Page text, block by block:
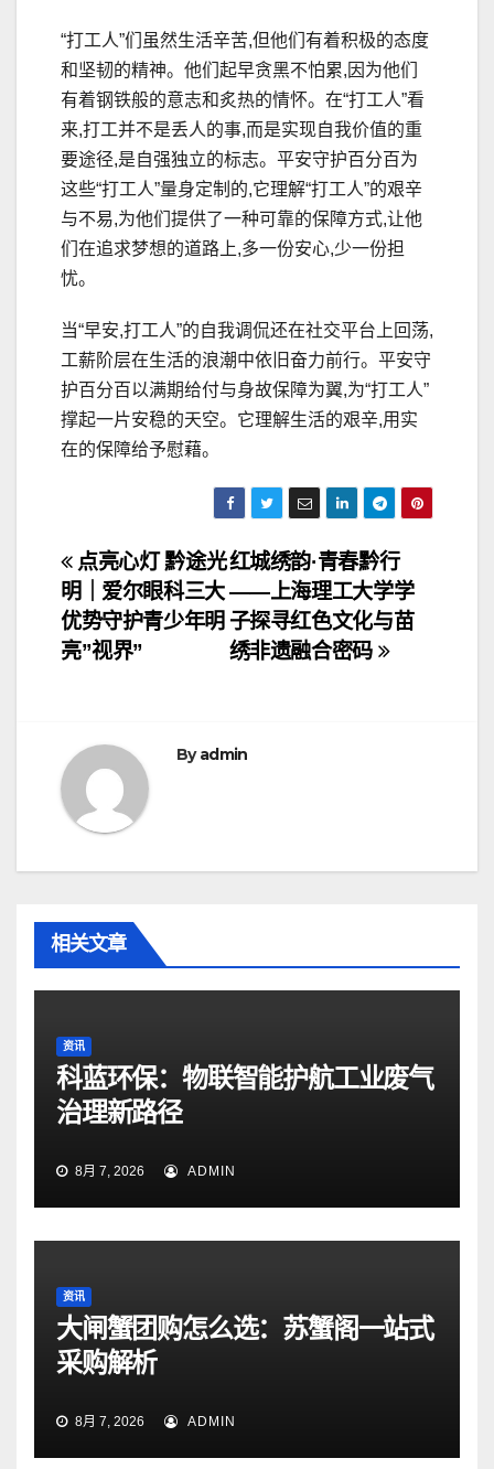
“打工人”们虽然生活辛苦,但他们有着积极的态度
和坚韧的精神。他们起早贪黑不怕累,因为他们
有着钢铁般的意志和炙热的情怀。在“打工人”看
来,打工并不是丢人的事,而是实现自我价值的重
要途径,是自强独立的标志。平安守护百分百为
这些“打工人”量身定制的,它理解“打工人”的艰辛
与不易,为他们提供了一种可靠的保障方式,让他
们在追求梦想的道路上,多一份安心,少一份担
忧。
当“早安,打工人”的自我调侃还在社交平台上回荡,
工薪阶层在生活的浪潮中依旧奋力前行。平安守
护百分百以满期给付与身故保障为翼,为“打工人”
撑起一片安稳的天空。它理解生活的艰辛,用实
在的保障给予慰藉。
文
章
导
红城绣韵·青春黔行
——上海理工大学学
子探寻红色文化与苗
绣非遗融合密码
点亮心灯 黔途光
明｜爱尔眼科三大
优势守护青少年明
亮”视界”
Byadmin
相关文章
资讯
科蓝环保：物联智能护航工业废气
治理新路径
8月 7, 2026 ADMIN
资讯
大闸蟹团购怎么选：苏蟹阁一站式
采购解析
8月 7, 2026 ADMIN